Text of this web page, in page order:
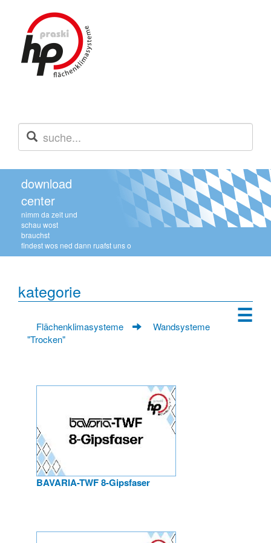
download
center
nimm da zeit und
schau wost
brauchst
findest wos ned dann ruafst uns o
kategorie
☰
Flächenklimasysteme
Wandsysteme
"Trocken"
BAVARIA-TWF 8-Gipsfaser